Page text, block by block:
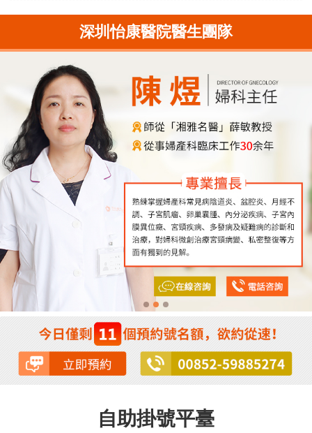
深圳怡康醫院醫生團隊
自助掛號平臺